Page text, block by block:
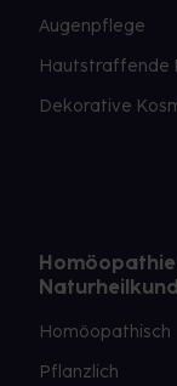
Augenpflege
Hautstraffende
Dekorative
Homöopathisch
Pflanzlich